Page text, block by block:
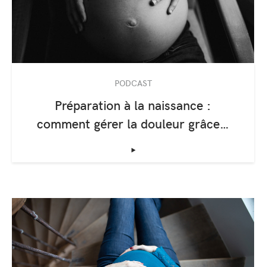
PODCAST
Préparation à la naissance :
comment gérer la douleur grâce…
‣